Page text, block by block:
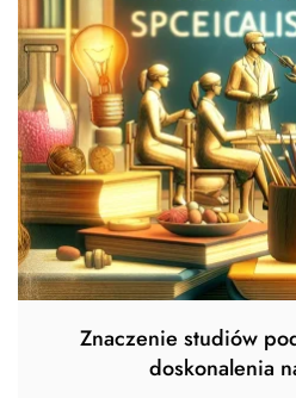
Znaczenie studiów
doskonalenia